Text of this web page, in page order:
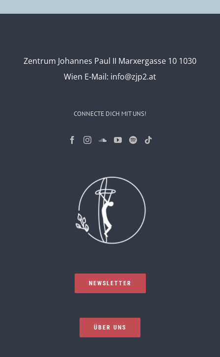
Zentrum Johannes Paul II Marxergasse 10 1030
Wien E-Mail: info@zjp2.at
CONNECTE DICH MIT UNS!
NEWSLETTER
ÜBER UNS